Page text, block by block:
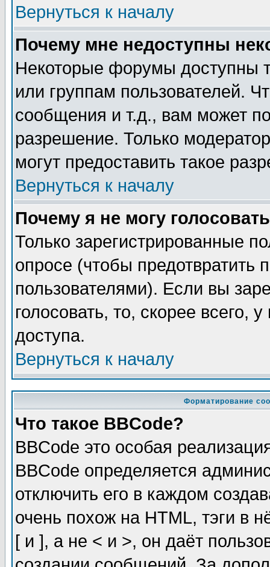
Вернуться к началу
Почему мне недоступны
Некоторые форумы доступны
или группам пользователей.
сообщения и т.д., вам может
разрешение. Только
могут предоставить такое
Вернуться к началу
Почему я не могу
Только зарегистрированные
опросе (чтобы предотвратить
пользователями). Если вы
голосовать, то, скорее всего,
доступа.
Вернуться к началу
Форматирование
Что такое BBCode?
BBCode это особая
BBCode определяется
отключить его в каждом
очень похож на HTML, тэги в
[ и ], а не < и >, он даёт